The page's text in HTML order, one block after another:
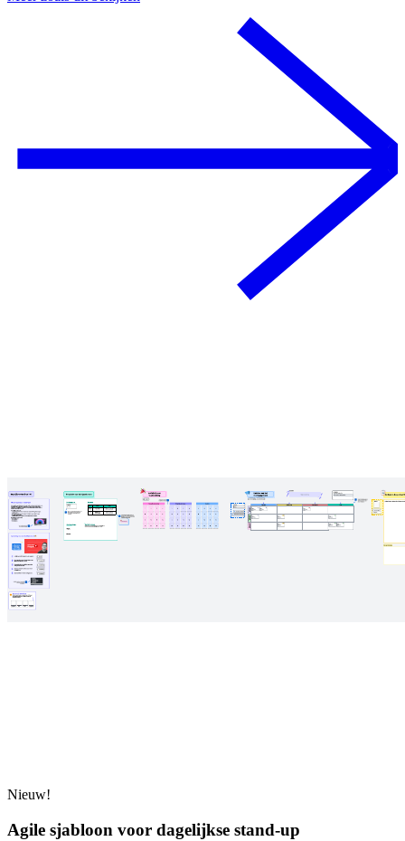
Nieuw!
Agile sjabloon voor dagelijkse stand-up